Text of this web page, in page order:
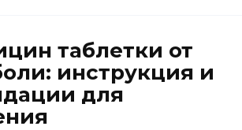
таблетки от
инструкция и
для